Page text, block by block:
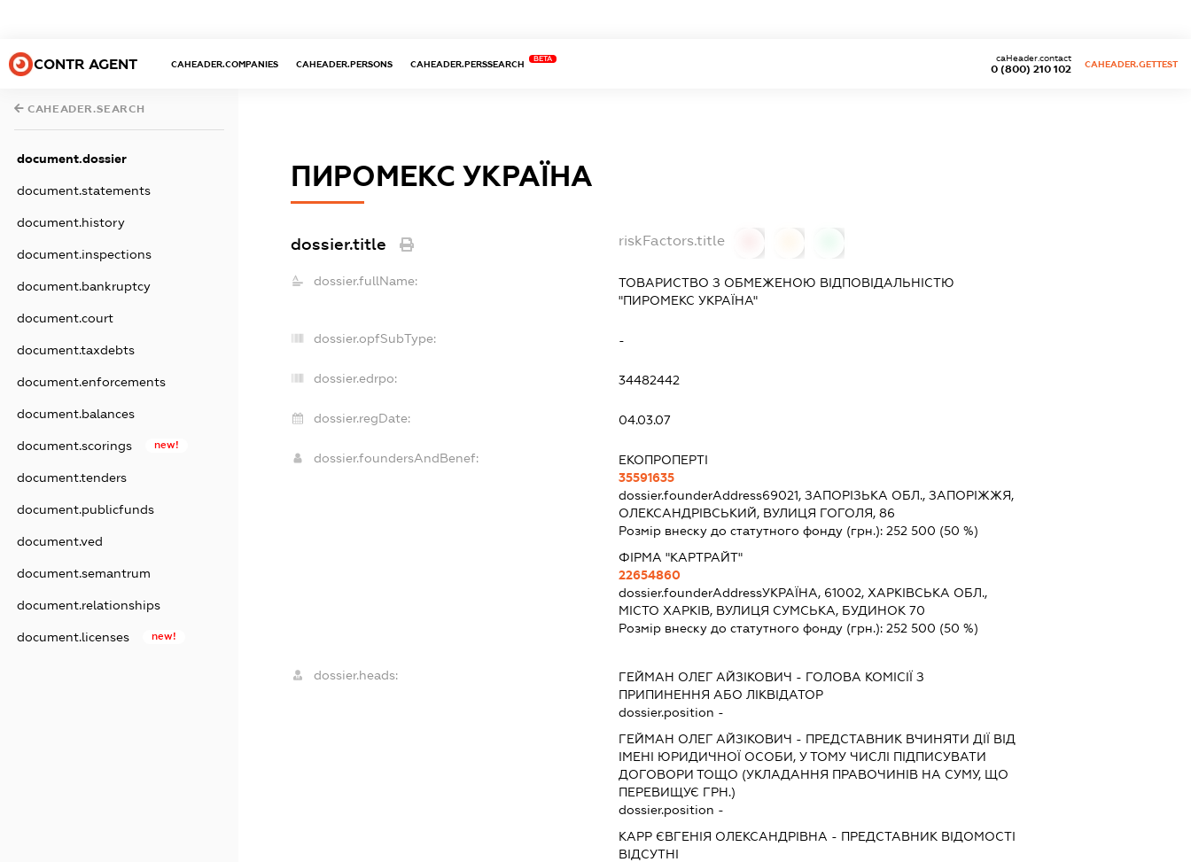
CONTR AGENT CAHEADER.COMPANIES CAHEADER.PERSONS CAHEADER.PERSSEARCH
BETA
0 (800) 210 102
caHeader.contact
CAHEADER.GETTEST
CAHEADER.SEARCH
document.dossier
document.statements
document.history
document.inspections
document.bankruptcy
document.court
document.taxdebts
document.enforcements
document.balances
document.scorings new!
document.tenders
document.publicfunds
document.ved
document.semantrum
document.relationships
document.licenses new!
ПИРОМЕКС УКРАЇНА
dossier.title riskFactors.title
dossier.fullName:
ТОВАРИСТВО З ОБМЕЖЕНОЮ ВІДПОВІДАЛЬНІСТЮ
"ПИРОМЕКС УКРАЇНА"
dossier.opfSubType: -
dossier.edrpo: 34482442
dossier.regDate: 04.03.07
dossier.foundersAndBenef:
ЕКОПРОПЕРТІ
35591635
dossier.founderAddress69021, ЗАПОРІЗЬКА ОБЛ., ЗАПОРІЖЖЯ,
ОЛЕКСАНДРІВСЬКИЙ, ВУЛИЦЯ ГОГОЛЯ, 86
Розмір внеску до статутного фонду (грн.):252 500 (50 %)
ФІРМА "КАРТРАЙТ"
22654860
dossier.founderAddressУКРАЇНА, 61002, ХАРКІВСЬКА ОБЛ.,
МІСТО ХАРКІВ, ВУЛИЦЯ СУМСЬКА, БУДИНОК 70
Розмір внеску до статутного фонду (грн.):252 500 (50 %)
dossier.heads: ГЕЙМАН ОЛЕГ АЙЗІКОВИЧ - ГОЛОВА КОМІСІЇ З
ПРИПИНЕННЯ АБО ЛІКВІДАТОР
dossier.position -
ГЕЙМАН ОЛЕГ АЙЗІКОВИЧ - ПРЕДСТАВНИК ВЧИНЯТИ ДІЇ ВІД
ІМЕНІ ЮРИДИЧНОЇ ОСОБИ, У ТОМУ ЧИСЛІ ПІДПИСУВАТИ
ДОГОВОРИ ТОЩО (УКЛАДАННЯ ПРАВОЧИНІВ НА СУМУ, ЩО
ПЕРЕВИЩУЄ ГРН.)
dossier.position -
КАРР ЄВГЕНІЯ ОЛЕКСАНДРІВНА - ПРЕДСТАВНИК ВІДОМОСТІ
ВІДСУТНІ